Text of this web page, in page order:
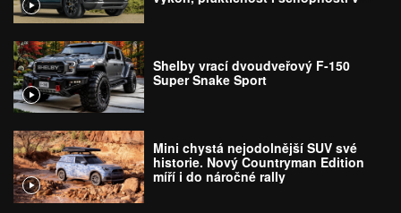
Shelby vrací dvoudveřový F-150
Super Snake Sport
Mini chystá nejodolnější SUV své
historie. Nový Countryman Edition
míří i do náročné rally